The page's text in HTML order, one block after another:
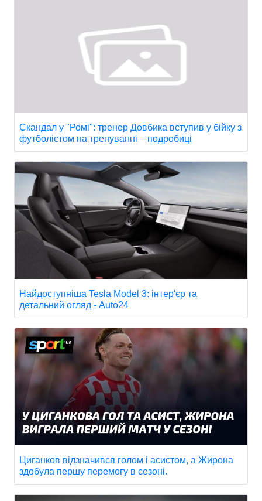
Скандал у "Ромі": тренер Довбика вступив у бійку з
футболістом на тренуванні – подробиці
Найдоступніша Tesla Model 3: інтер'єр та
детальний огляд - Auto24
Циганков відзначився голом і асистом, а Жирона
здобула першу перемогу в сезоні.